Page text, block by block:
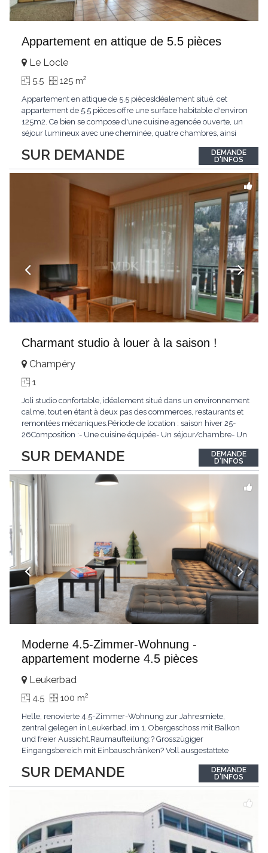
Appartement en attique de 5.5 pièces
SUR DEMANDE
Le Locle
5.5 125 m2
Appartement en attique de 5.5 piècesIdéalement situé, cet
appartement de 5.5 pièces offre une surface habitable d'environ
125m2. Ce bien se compose d'une cuisine agencée ouverte, un
séjour lumineux avec une cheminée, quatre chambres, ainsi
DEMANDE
D'INFOS
Charmant studio à louer à la saison !
SUR DEMANDE
Champéry
1
Joli studio confortable, idéalement situé dans un environnement
calme, tout en étant à deux pas des commerces, restaurants et
remontées mécaniques.Période de location : saison hiver 25-
26Composition :- Une cuisine équipée- Un séjour/chambre- Un
fumeurAnimaux non admisLoyer mensuel : CHF
1'000.00N'hésitez pas à nous contacter !
DEMANDE
D'INFOS
Moderne 4.5-Zimmer-Wohnung -
appartement moderne 4.5 pièces
SUR DEMANDE
Leukerbad
4.5 100 m2
Helle, renovierte 4.5-Zimmer-Wohnung zur Jahresmiete,
zentral gelegen in Leukerbad, im 1. Obergeschoss mit Balkon
und freier Aussicht.Raumaufteilung:? Grosszügiger
Eingangsbereich mit Einbauschränken? Voll ausgestattete
Wohnbereich? Drei Schlafzimmer (inkl. Elternschlafzimmer
mit Einbauschränken)? Badezimmer und Duschbad?
DEMANDE
D'INFOS